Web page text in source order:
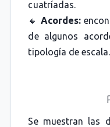
cuatríadas.
🔸 Acordes:
de algunos
tipología de escala.
Se muestran las